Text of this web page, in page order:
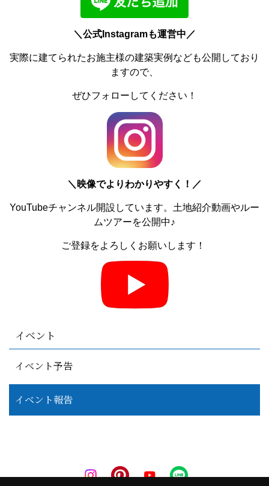
＼公式Instagramも運営中／
実際に建てられたお施主様の建築実例なども公開しており
ますので、
ぜひフォローしてください！
＼ 映像でよりわかりやすく！／
YouTubeチャンネル開設しています。土地紹介動画やルー
ムツアーを公開中♪
ご登録をよろしくお願いします！
イベント
イベント予告
イベント報告